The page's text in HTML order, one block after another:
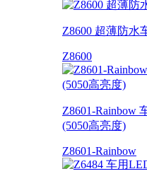
Z8600 超薄防水
Z8600
Z8601-Rainbow
(5050高亮度)
Z8601-Rainbow